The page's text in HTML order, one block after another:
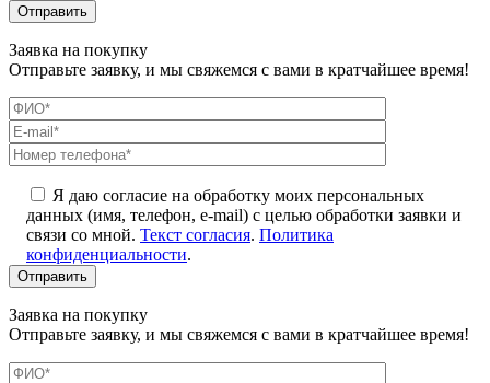
Заявка на покупку
Отправьте заявку, и мы свяжемся с вами в кратчайшее время!
Я даю согласие на обработку моих персональных
данных (имя, телефон, e-mail) с целью обработки заявки и
связи со мной. Текст согласия. Политика
конфиденциальности.
Заявка на покупку
Отправьте заявку, и мы свяжемся с вами в кратчайшее время!